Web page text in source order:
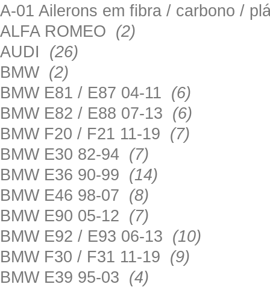
A-01 Ailerons em fibra / carbono /
ALFA ROMEO (2)
AUDI (26)
BMW (2)
BMW E81 / E87 04-11 (6)
BMW E82 / E88 07-13 (6)
BMW F20 / F21 11-19 (7)
BMW E30 82-94 (7)
BMW E36 90-99 (14)
BMW E46 98-07 (8)
BMW E90 05-12 (7)
BMW E92 / E93 06-13 (10)
BMW F30 / F31 11-19 (9)
BMW E39 95-03 (4)